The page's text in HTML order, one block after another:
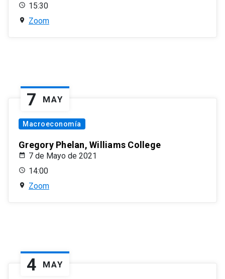
15:30
Zoom
7 MAY
Macroeconomía
Gregory Phelan, Williams College
7 de Mayo de 2021
14:00
Zoom
4 MAY